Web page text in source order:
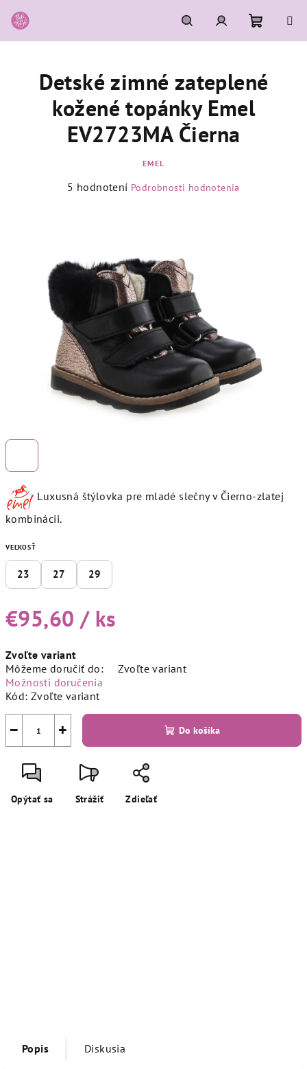
na
obsah
HľadaťPrihlásenie
košík
Luxusná štýlovka pre mladé slečny v Čierno-zlatej
kombinácii.
VEĽKOSŤ
23 27 29
€95,60 / ks
cena:
Zvoľte variant
Môžeme doručiť do:
Zvoľte variant
Možnosti doručenia
Kód: Zvoľte variant
+
− Do košíka
Opýtať sa Strážiť Zdieľať
Detské zimné zateplené
kožené topánky Emel
EV2723MA Čierna
EMEL
Priemerné
5
hviezdičiek.
5 hodnotení Podrobnosti hodnotenia
Popis Diskusia